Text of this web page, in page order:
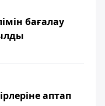
бағалау
аптап